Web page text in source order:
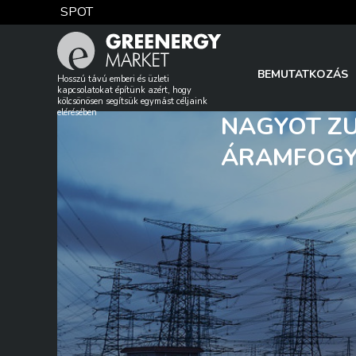
to
SPOT
TTF DA
DAX index
EUR árfolyam
Hosszú távú emberi és üzleti
kapcsolatokat építünk azért, hogy
kölcsönösen segítsük egymást céljaink
elérésében
BEMUTATKOZÁS
NAGYOT